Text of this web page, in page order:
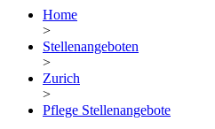
Home
>
Stellenangeboten
>
Zurich
>
Pflege Stellenangebote